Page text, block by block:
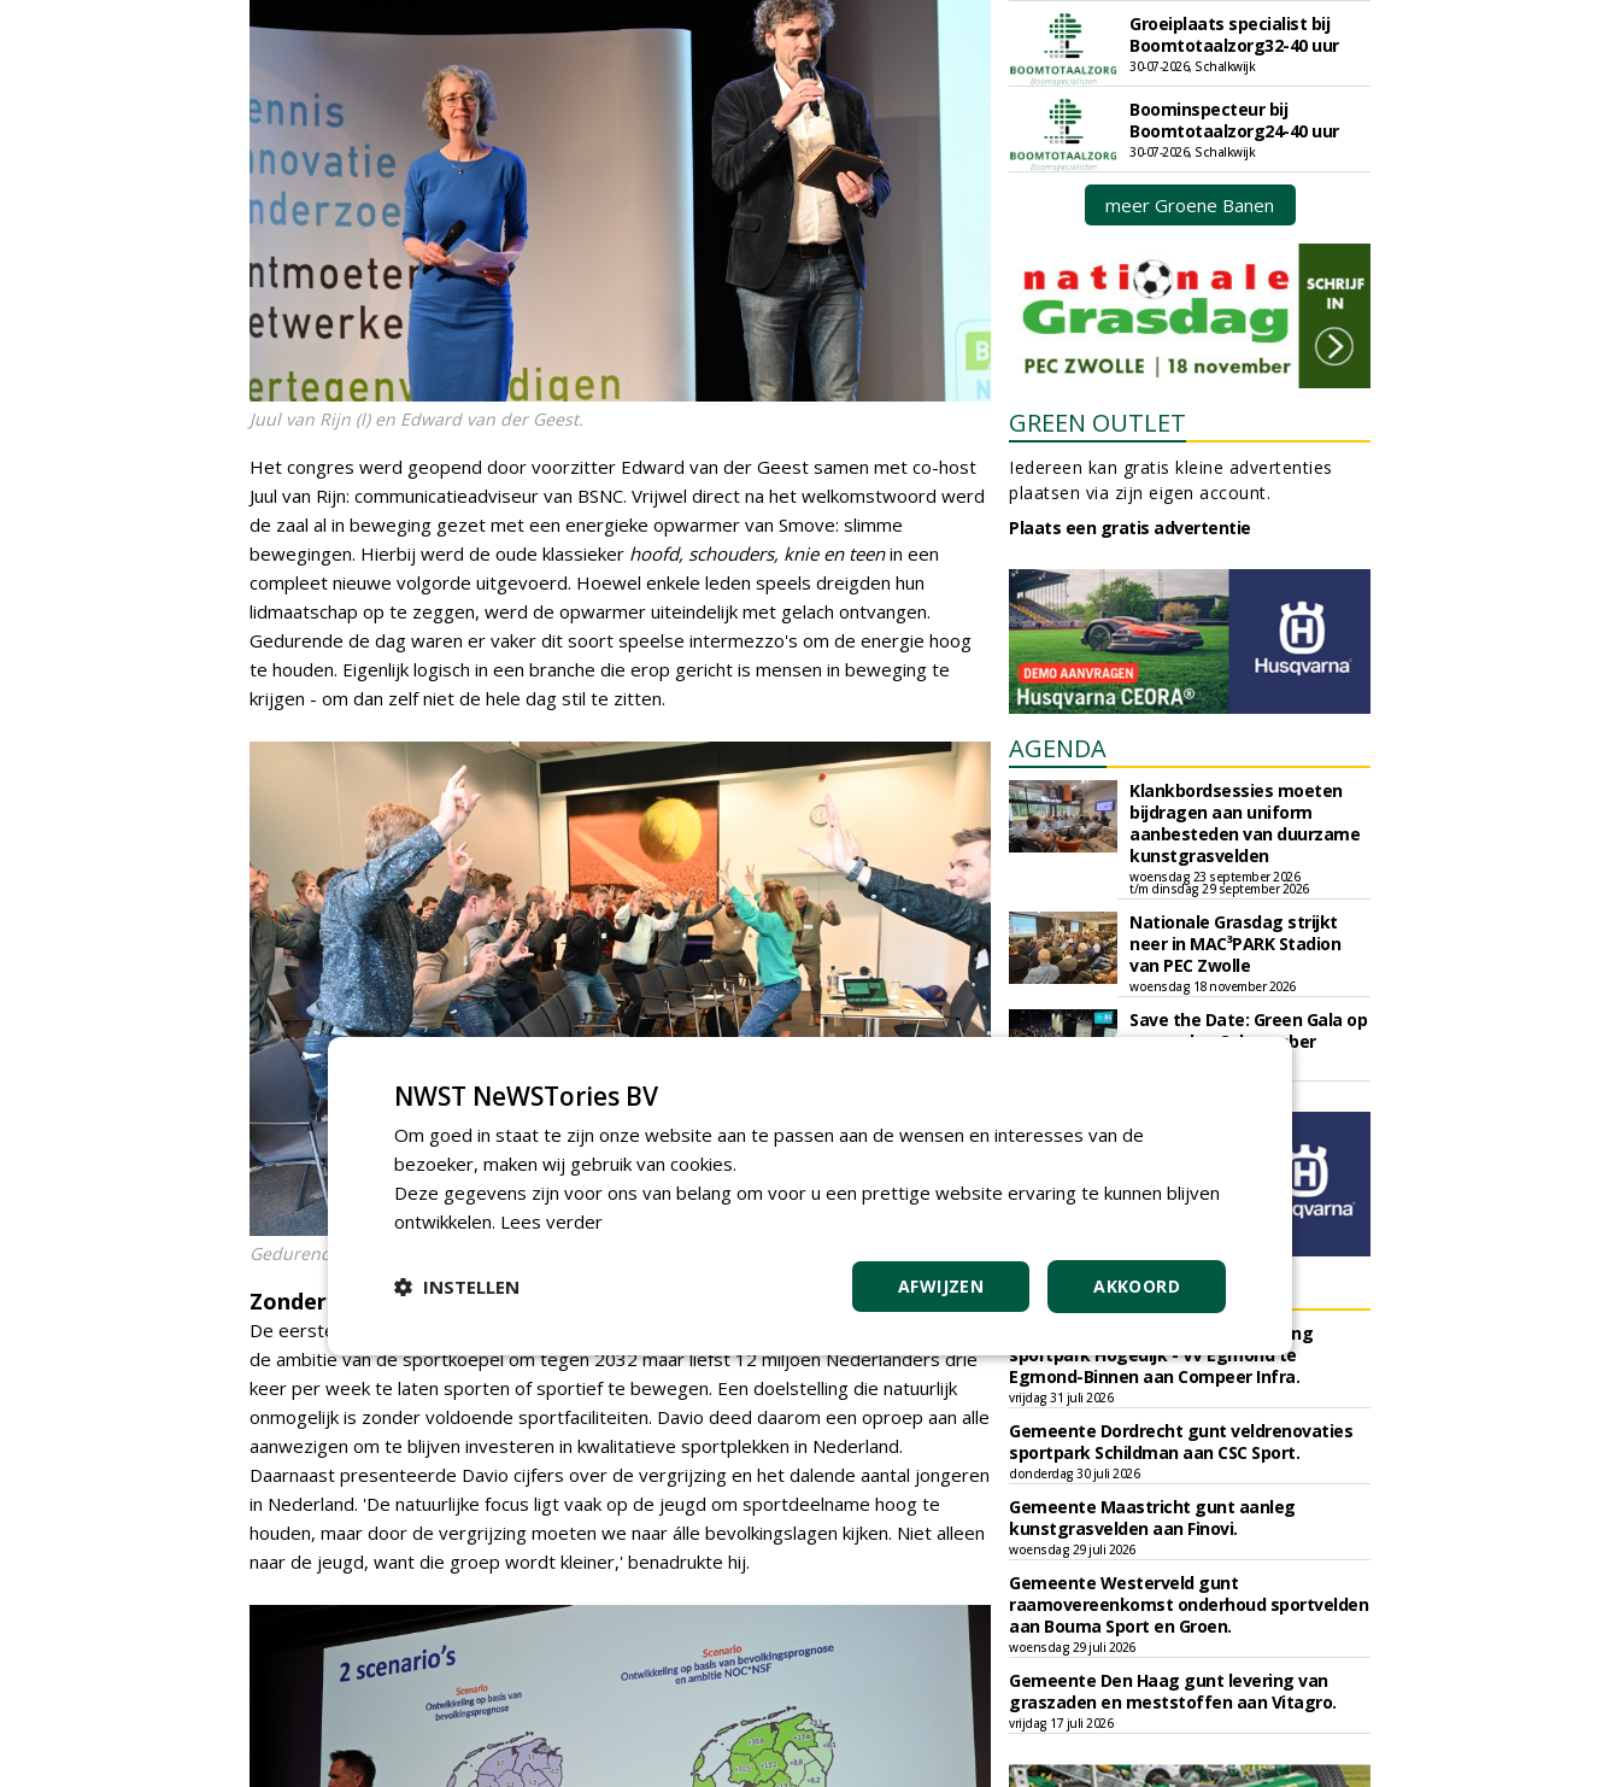
Juul van Rijn (l) en Edward van der Geest.
Het congres werd geopend door voorzitter Edward van der Geest samen met co-host
Juul van Rijn: communicatieadviseur van BSNC. Vrijwel direct na het welkomstwoord werd
de zaal al in beweging gezet met een energieke opwarmer van Smove: slimme
bewegingen. Hierbij werd de oude klassieker hoofd, schouders, knie en teenin een
compleet nieuwe volgorde uitgevoerd. Hoewel enkele leden speels dreigden hun
lidmaatschap op te zeggen, werd de opwarmer uiteindelijk met gelach ontvangen.
Gedurende de dag waren er vaker dit soort speelse intermezzo's om de energie hoog
te houden. Eigenlijk logisch in een branche die erop gericht is mensen in beweging te
krijgen - om dan zelf niet de hele dag stil te zitten.
Gedurende het congres energieke opwarmers van smove: smart movement.
Zonder sportplek blijft sport een gedachte
De eerste plenaire lezing werd verzorgd door Guido Davio van
de ambitie van de sportkoepel om tegen 2032 maar liefst 12 miljoen Nederlanders drie
keer per week te laten sporten of sportief te bewegen. Een doelstelling die natuurlijk
onmogelijk is zonder voldoende sportfaciliteiten. Davio deed daarom een oproep aan alle
aanwezigen om te blijven investeren in kwalitatieve sportplekken in Nederland.
Daarnaast presenteerde Davio cijfers over de vergrijzing en het dalende aantal jongeren
in Nederland. 'De natuurlijke focus ligt vaak op de jeugd om sportdeelname hoog te
houden, maar door de vergrijzing moeten we naar álle bevolkingslagen kijken. Niet alleen
naar de jeugd, want die groep wordt kleiner,' benadrukte hij.
Groeiplaats specialist bij
Boomtotaalzorg32-40 uur
30-07-2026, Schalkwijk
Boominspecteur bij
Boomtotaalzorg24-40 uur
30-07-2026, Schalkwijk
meer Groene Banen
GREEN OUTLET
Iedereen kan gratis kleine advertenties
plaatsen via zijn eigen account.
Plaats een gratis advertentie
AGENDA
Klankbordsessies moeten
bijdragen aan uniform
aanbesteden van duurzame
kunstgrasvelden
woensdag 23 september 2026
t/m dinsdag 29 september 2026
Nationale Grasdag strijkt
neer in MAC³PARK Stadion
van PEC Zwolle
woensdag 18 november 2026
Save the Date: Green Gala op
woensdag 2 december
TENDERS
Gemeente Bergen gunt herinrichting
sportpark Hogedijk - VV Egmond te
Egmond-Binnen aan Compeer Infra.
vrijdag 31 juli 2026
Gemeente Dordrecht gunt veldrenovaties
sportpark Schildman aan CSC Sport.
donderdag 30 juli 2026
Gemeente Maastricht gunt aanleg
kunstgrasvelden aan Finovi.
woensdag 29 juli 2026
Gemeente Westerveld gunt
raamovereenkomst onderhoud sportvelden
aan Bouma Sport en Groen.
woensdag 29 juli 2026
Gemeente Den Haag gunt levering van
graszaden en meststoffen aan Vitagro.
vrijdag 17 juli 2026
NWST NeWSTories BV
Om goed in staat te zijn onze website aan te passen aan de wensen en interesses van de
bezoeker, maken wij gebruik van cookies.
Deze gegevens zijn voor ons van belang om voor u een prettige website ervaring te kunnen blijven
ontwikkelen. Lees verder
AKKOORD
AFWIJZEN
INSTELLEN